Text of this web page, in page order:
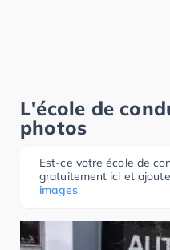
L'école de
photos
Est-ce votre école de
gratuitement ici et
images